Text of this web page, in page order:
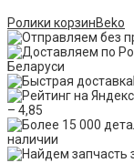
Ролики корзинBeko
Беларуси
– 4,85
наличии